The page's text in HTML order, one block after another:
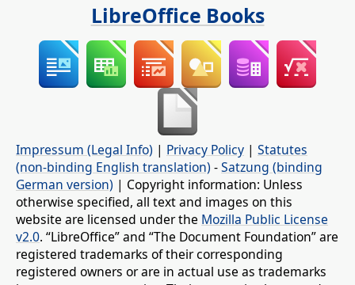
LibreOffice Books
Impressum (Legal Info) | Privacy Policy | Statutes
(non-binding English translation) -Satzung (binding
German version) | Copyright information: Unless
otherwise specified, all text and images on this
website are licensed under the Mozilla Public License
v2.0. “LibreOffice” and “The Document Foundation” are
registered trademarks of their corresponding
registered owners or are in actual use as trademarks